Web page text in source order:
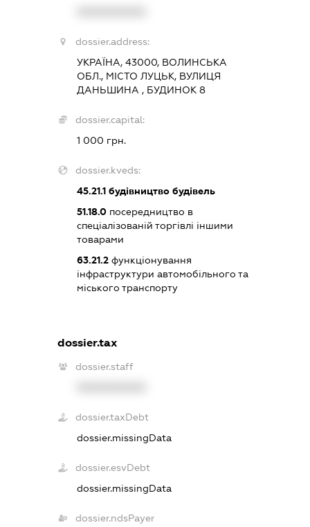
dossier.address:
УКРАЇНА, 43000, ВОЛИНСЬКА
ОБЛ., МІСТО ЛУЦЬК, ВУЛИЦЯ
ДАНЬШИНА , БУДИНОК 8
dossier.capital:
1 000 грн.
dossier.kveds:
45.21.1 будівництво будівель
51.18.0 посередництво в
спеціалізованій торгівлі іншими
товарами
63.21.2 функціонування
інфраструктури автомобільного та
міського транспорту
dossier.tax
dossier.staff
dossier.taxDebt
dossier.missingData
dossier.esvDebt
dossier.missingData
dossier.ndsPayer